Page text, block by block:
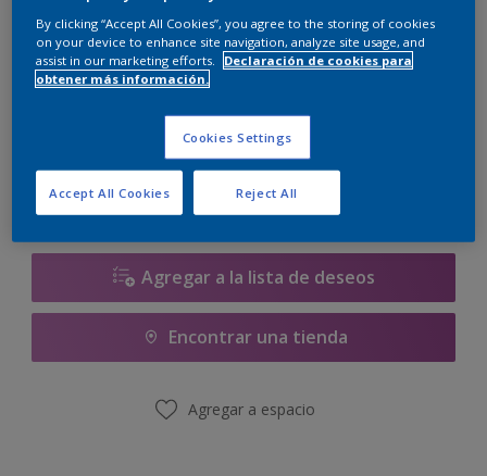
Tamaño
Calculadora de pintura
Calcular
Agregar a la lista de deseos
Encontrar una tienda
Agregar a espacio
By clicking “Accept All Cookies”, you agree to the storing of cookies
on your device to enhance site navigation, analyze site usage, and
assist in our marketing efforts.
Declaración de cookies para
obtener más información.
Cookies Settings
Reject All
Accept All Cookies